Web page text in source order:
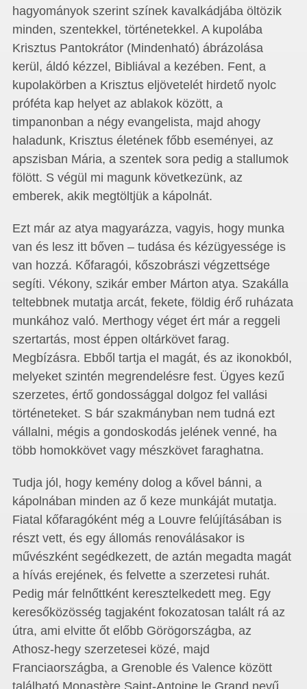
hagyományok szerint színek kavalkádjába öltözik
minden, szentekkel, történetekkel. A kupolába
Krisztus Pantokrátor (Mindenható) ábrázolása
kerül, áldó kézzel, Bibliával a kezében. Fent, a
kupolakörben a Krisztus eljövetelét hirdető nyolc
próféta kap helyet az ablakok között, a
timpanonban a négy evangelista, majd ahogy
haladunk, Krisztus életének főbb eseményei, az
apszisban Mária, a szentek sora pedig a stallumok
fölött. S végül mi magunk következünk, az
emberek, akik megtöltjük a kápolnát.
Ezt már az atya magyarázza, vagyis, hogy munka
van és lesz itt bőven – tudása és kézügyessége is
van hozzá. Kőfaragói, kőszobrászi végzettsége
segíti. Vékony, szikár ember Márton atya. Szakálla
teltebbnek mutatja arcát, fekete, földig érő ruházata
munkához való. Merthogy véget ért már a reggeli
szertartás, most éppen oltárkövet farag.
Megbízásra. Ebből tartja el magát, és az ikonokból,
melyeket szintén megrendelésre fest. Ügyes kezű
szerzetes, értő gondossággal dolgoz fel vallási
történeteket. S bár szakmányban nem tudná ezt
vállalni, mégis a gondoskodás jelének venné, ha
több homokkövet vagy mészkövet faraghatna.
Tudja jól, hogy kemény dolog a kővel bánni, a
kápolnában minden az ő keze munkáját mutatja.
Fiatal kőfaragóként még a Louvre felújításában is
részt vett, és egy állomás renoválásakor is
művészként segédkezett, de aztán megadta magát
a hívás erejének, és felvette a szerzetesi ruhát.
Pedig már felnőttként keresztelkedett meg. Egy
keresőközösség tagjaként fokozatosan talált rá az
útra, ami elvitte őt előbb Görögországba, az
Athosz-hegy szerzetesei közé, majd
Franciaországba, a Grenoble és Valence között
található Monastère Saint-Antoine le Grand nevű